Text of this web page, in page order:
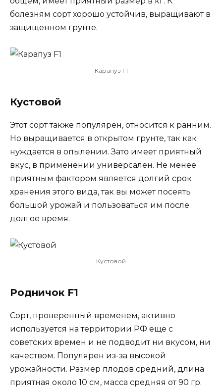
болезням сорт хорошо устойчив, выращивают в
защищенном грунте.
Карапуз F1
Кустовой
Этот сорт также популярен, относится к ранним.
Но выращивается в открытом грунте, так как
нуждается в опылении. Зато имеет приятный
вкус, в применении универсален. Не менее
приятным фактором является долгий срок
хранения этого вида, так вы может посеять
большой урожай и пользоваться им после
долгое время.
Кустовой
Родничок F1
Сорт, проверенный временем, активно
используется на территории РФ еще с
советских времен и не подводит ни вкусом, ни
качеством. Популярен из-за высокой
урожайности. Размер плодов средний, длина
приятная около 10 см, масса средняя от 90 гр.